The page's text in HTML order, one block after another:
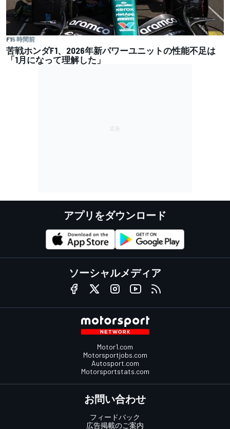
F15 時間前
苦戦ホンダF1、2026年新パワーユニットの性能不足は
「1月になって理解した」
アプリをダウンロード
ソーシャルメディア
Motor1.com
Motorsportjobs.com
Autosport.com
Motorsportstats.com
お問い合わせ
フィードバック
広告掲載のご案内